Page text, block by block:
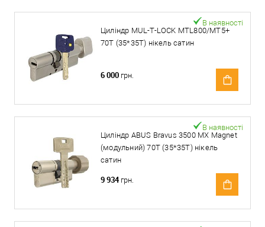
Циліндр MUL-T-LOCK MTL800/MT5+
70T (35*35T) нікель сатин
В наявності
6 000 грн.
Циліндр ABUS Bravus 3500 MX Magnet
(модульний) 70T (35*35T) нікель
сатин
В наявності
9 934 грн.